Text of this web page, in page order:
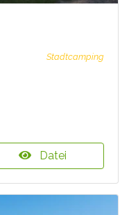
Stadtcamping
Datei